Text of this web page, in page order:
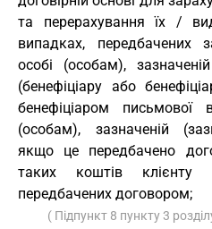
та перерахування їх /
випадках, передбачених
особі (особам),
(бенефіціару або
бенефіціаром письмової
(особам), зазначеній
якщо це передбачено
таких коштів клієнту
передбачених договором;
( Підпункт 8 пункту 3